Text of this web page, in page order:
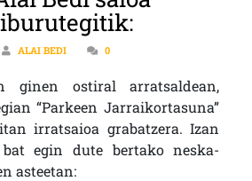
ALAI BEDI 0
ginen ostiral arratsaldean,
“Parkeen Jarraikortasuna”
irratsaioa grabatzera. Izan
egin dute bertako neska-
asteetan: